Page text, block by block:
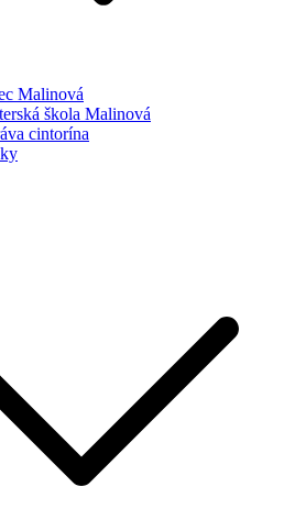
Malinová
škola Malinová
cintorína